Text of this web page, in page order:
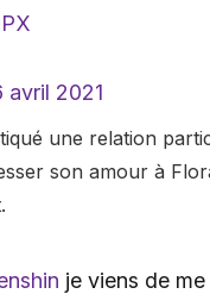
avril 2021
une relation
son amour à
je viens de